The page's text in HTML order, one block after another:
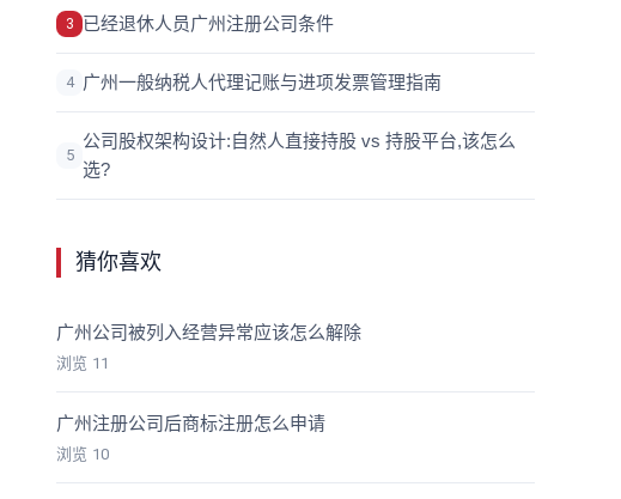
3 已经退休人员广州注册公司条件
4 广州一般纳税人代理记账与进项发票管理指南
5
公司股权架构设计:自然人直接持股 vs 持股平台,该怎么
选?
猜你喜欢
广州公司被列入经营异常应该怎么解除
浏览 11
广州注册公司后商标注册怎么申请
浏览 10